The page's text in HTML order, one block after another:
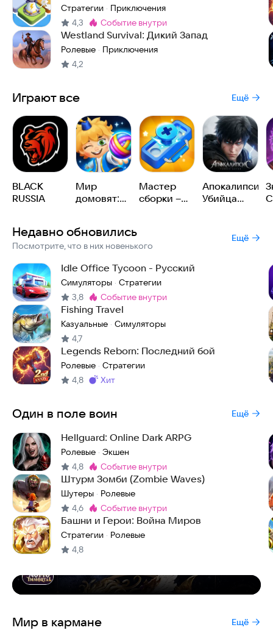
Стратегии · Приключения
4,3
Метка:
событие внутри
Westland Survival: Дикий Запад
Ролевые · Приключения
4,2
Играют все Ещё
BLACK
RUSSIA
Мир
домовят:
Мастер
сборки –
Апокалипсис:
Убийца
Недавно обновились
Посмотрите, что в них новенького
Ещё
Idle Office Tycoon - Русский
Симуляторы · Стратегии
3,8 Метка:
событие внутри
Fishing Travel
Казуальные · Симуляторы
4,7
Legends Reborn: Последний бой
Ролевые · Стратегии
4,8 Метка
хит
Один в поле воин Ещё
Hellguard: Online Dark ARPG
Ролевые · Экшен
4,8 Метка:
событие внутри
Штурм Зомби (Zombie Waves)
Шутеры · Ролевые
4,6 Метка:
событие внутри
Башни и Герои: Война Миров
Стратегии · Ролевые
4,8
Мир в кармане Ещё